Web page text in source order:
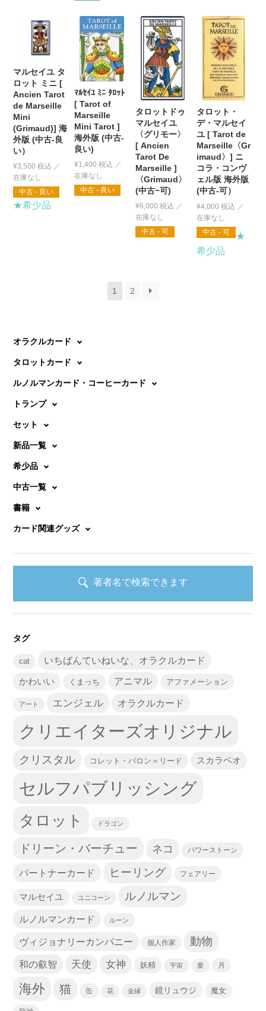
マルセイユ タ
ロット ミニ [
Ancien Tarot
de Marseille
Mini
(Grimaud)] 海
外版 (中古-良
い）
¥3,500 税込
中古 - 良い
★希少品
ﾏﾙｾｲﾕ ﾐﾆ ﾀﾛｯﾄ
[ Tarot of
Marseille
Mini Tarot ]
海外版 (中古-
良い)
¥1,400 税込
中古 - 良い
タロットドゥ
マルセイユ
〈グリモー〉
[ Ancien
Tarot De
Marseille ]
〈Grimaud〉
(中古−可)
¥6,000 税込
中古 - 可
タロット・
デ・マルセイ
ユ [ Tarot de
Marseille〈Gr
imaud〉] ニ
コラ・コンヴ
ェル版 海外版
(中古-可）
¥4,000 税込
中古 - 可
★
希少品
1 2
オラクルカード
タロットカード
ルノルマンカード・コーヒーカード
トランプ
セット
新品一覧
希少品
中古一覧
書籍
カード関連グッズ
著者名で検索できます
タグ
cat いちばんていねいな、オラクルカード
かわいい くまっち アニマル アファメーション
アート エンジェル オラクルカード
クリエイターズオリジナル
クリスタル コレット・バロン＝リード スカラベオ
セルフパブリッシング
タロット ドラゴン
ドリーン・バーチュー ネコ パワーストーン
パートナーカード ヒーリング フェアリー
マルセイユ ユニコーン ルノルマン
ルノルマンカード ルーン
ヴィジョナリーカンパニー 個人作家 動物
和の叡智 天使 女神 妖精 宇宙 愛 月
海外 猫 缶 花 金縁 鏡リュウジ 魔女